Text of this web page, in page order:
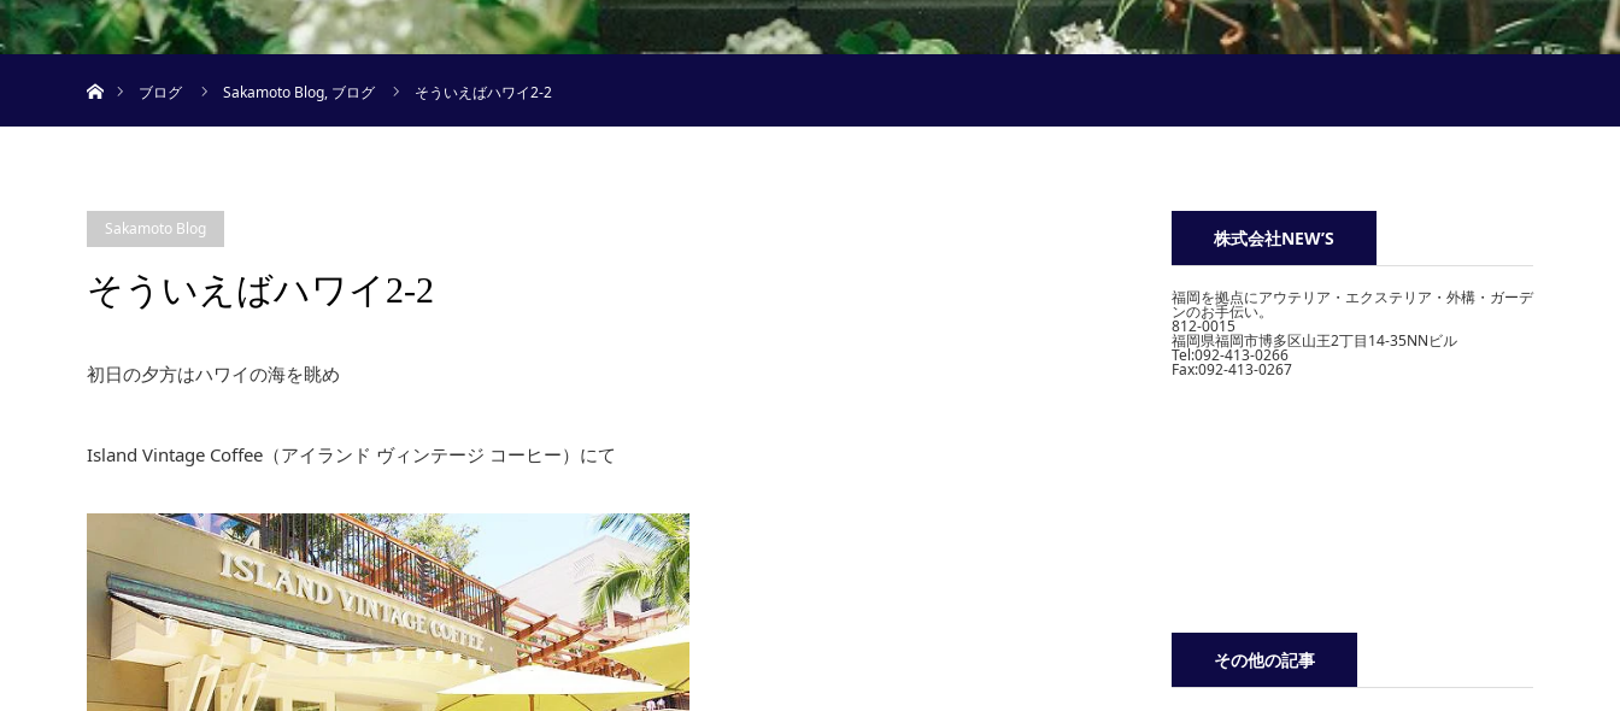
ブログ
Sakamoto Blog, ブログ そういえばハワイ2-2
Sakamoto Blog
そういえばハワイ2-2
初日の夕方はハワイの海を眺め
Island Vintage Coffee（アイランド ヴィンテージ コーヒー）にて
株式会社NEW’S
福岡を拠点にアウテリア・エクステリア・外構・ガーデ
ンのお手伝い。
812-0015
福岡県福岡市博多区山王2丁目14-35NNビル
Tel:092-413-0266
Fax:092-413-0267
その他の記事